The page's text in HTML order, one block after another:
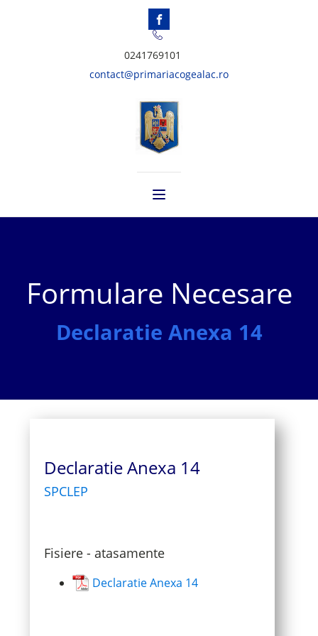
0241769101
contact@primariacogealac.ro
Formulare Necesare
Declaratie Anexa 14
Declaratie Anexa 14
SPCLEP
Fisiere - atasamente
Declaratie Anexa 14